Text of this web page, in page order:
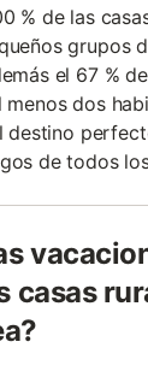
% de las
grupos
el 67 %
menos dos
destino
de todos
casas